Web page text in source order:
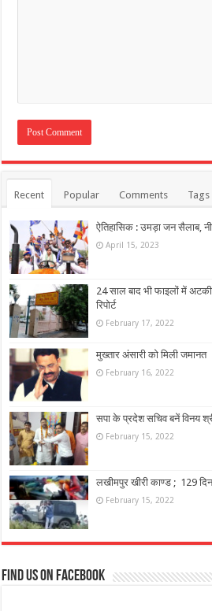
Recent Popular Comments Tags
ऐतिहासिक : उमड़ा जन सैलाब,
April 15, 2023
24 साल बाद भी फाइलों में
रिपोर्ट
February 17, 2022
मुख्तार अंसारी को मिली जमानत
February 16, 2022
सपा के प्रदेश सचिव बनें विनय
February 15, 2022
लखीमपुर खीरी काण्ड ; 129
February 15, 2022
Find us on Facebook